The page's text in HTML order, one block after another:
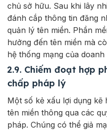
chủ sở hữu. Sau khi lây
đánh cắp thông tin đăng
quản lý tên miền. Phần
hưởng đến tên miền mà
hệ thống mạng của doanh
2.9. Chiếm đoạt hợp
chấp pháp lý
Một số kẻ xấu lợi dụng
tên miền thông qua các
pháp. Chúng có thể giả